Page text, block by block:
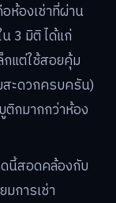
ห้องเช่าที่ผ่าน
3 มิติ ได้แก่
แต่ใช้สอยคุ้ม
ะดวกครบครัน)
ติกมากกว่าห้อง
นี้สอดคล้องกับ
การเช่า